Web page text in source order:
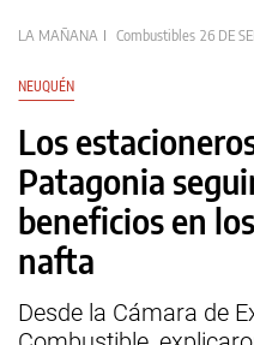
LA MAÑANA Combustibles 26 DE
NEUQUÉN
Los
Patagonia
beneficios en
nafta
Desde la Cámara de